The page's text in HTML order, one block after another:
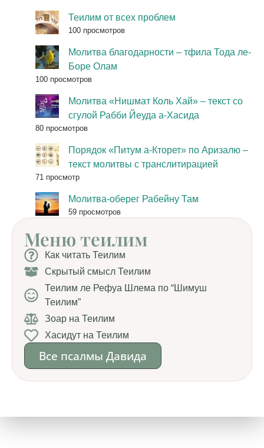
Теилим от всех проблем
100 просмотров
Молитва благодарности – тфила Тода ле-
Боре Олам
100 просмотров
Молитва «Нишмат Коль Хай» – текст со
сгулой Рабби Йеуда а-Хасида
80 просмотров
Порядок «Питум а-Кторет» по Аризалю –
текст молитвы с транслитирацией
71 просмотр
Молитва-оберег Рабейну Там
59 просмотров
Меню теилим
Как читать Теилим
Скрытый смысл Теилим
Теилим ле Рефуа Шлема по “Шимуш
Теилим”
Зоар на Теилим
Хасидут на Теилим
Все псалмы Давида